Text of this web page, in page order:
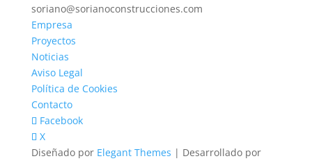
soriano@sorianoconstrucciones.com
Empresa
Proyectos
Noticias
Aviso Legal
Política de Cookies
Contacto
Facebook
X
Diseñado por Elegant Themes | Desarrollado por